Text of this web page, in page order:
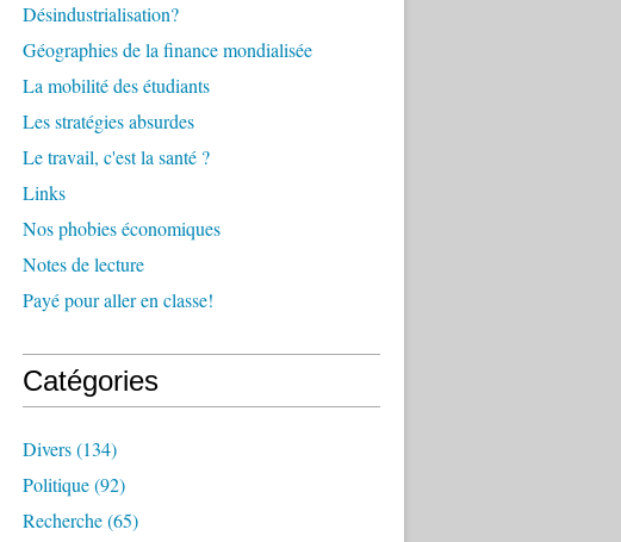
Désindustrialisation?
Géographies de la finance mondialisée
La mobilité des étudiants
Les stratégies absurdes
Le travail, c'est la santé ?
Links
Nos phobies économiques
Notes de lecture
Payé pour aller en classe!
Catégories
Divers(134)
Politique(92)
Recherche(65)